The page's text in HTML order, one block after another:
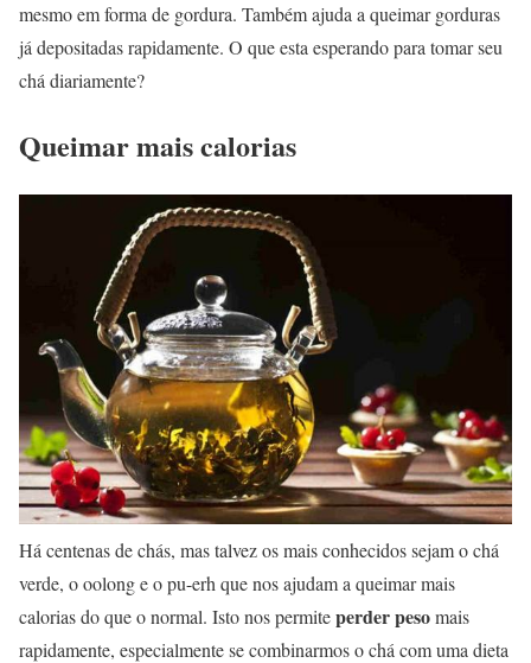
mesmo em forma de gordura. Também ajuda a queimar gorduras
já depositadas rapidamente. O que esta esperando para tomar seu
chá diariamente?
Queimar mais calorias
Há centenas de chás, mas talvez os mais conhecidos sejam o chá
verde, o oolong e o pu-erh que nos ajudam a queimar mais
calorias do que o normal. Isto nos permiteperder pesomais
rapidamente, especialmente se combinarmos o chá com uma dieta